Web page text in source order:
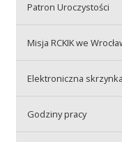
Praca
BIP
Patron Uroczystości
Misja RCKIK we
Elektroniczna
Godziny pracy